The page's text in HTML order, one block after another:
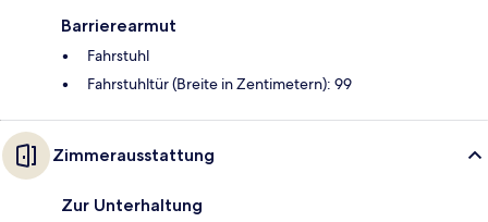
Barrierearmut
Fahrstuhl
Fahrstuhltür (Breite in Zentimetern): 99
Zimmerausstattung
Zur Unterhaltung